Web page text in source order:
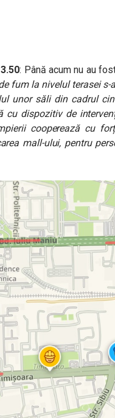
: Până acum nu au
fum la nivelul terasei s-
unor săli din cadrul
cu dispozitiv de
cooperează cu
mall-ului, pentru